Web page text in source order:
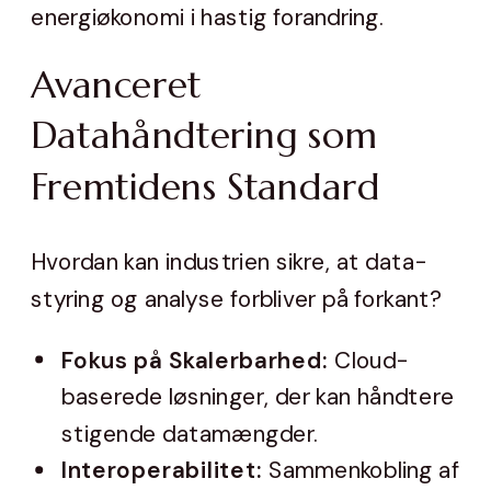
energiøkonomi i hastig forandring.
Avanceret
Datahåndtering som
Fremtidens Standard
Hvordan kan industrien sikre, at data-
styring og analyse forbliver på forkant?
Fokus på Skalerbarhed: Cloud-
baserede løsninger, der kan håndtere
stigende datamængder.
Interoperabilitet: Sammenkobling af